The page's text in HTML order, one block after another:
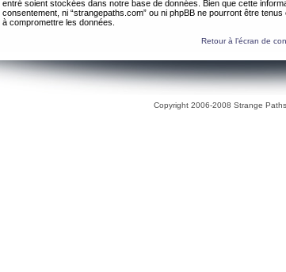
entré soient stockées dans notre base de données. Bien que cette
consentement, ni “strangepaths.com” ou ni phpBB ne pourront être
à compromettre les données.
Retour à l’écran de
Copyright 2006-2008 Strange